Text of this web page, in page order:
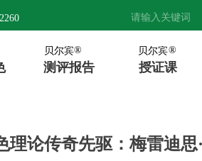
测评报告 授证课
测评报告 授证课
贝尔宾® 贝尔宾®
理论传奇先驱：梅雷迪